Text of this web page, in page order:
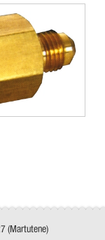
(Martutene)